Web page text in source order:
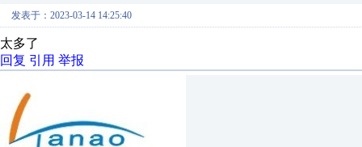
发表于：2023-03-14 14:25:40
太多了
回复 引用 举报